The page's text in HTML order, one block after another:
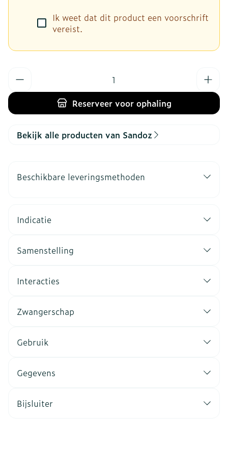
Ik weet dat dit product een voorschrift
vereist.
Reserveervoor ophaling
Bekijk alle producten van Sandoz
Beschikbare leveringsmethoden
Indicatie
Samenstelling
Interacties
Zwangerschap
Gebruik
Gegevens
Bijsluiter